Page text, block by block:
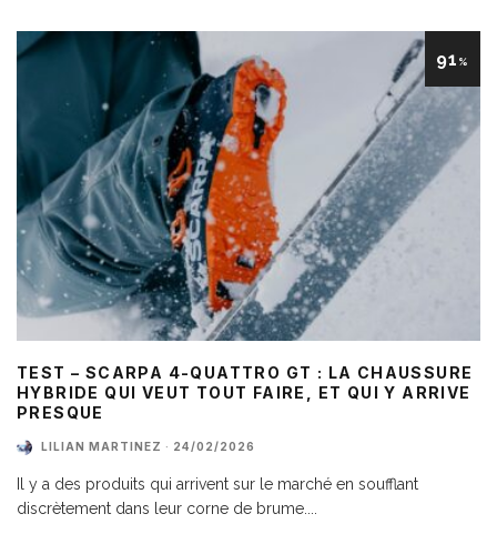
91 %
TEST – SCARPA 4-QUATTRO GT : LA CHAUSSURE
HYBRIDE QUI VEUT TOUT FAIRE, ET QUI Y ARRIVE
PRESQUE
LILIAN MARTINEZ · 24/02/2026
Il y a des produits qui arrivent sur le marché en soufflant
discrètement dans leur corne de brume.